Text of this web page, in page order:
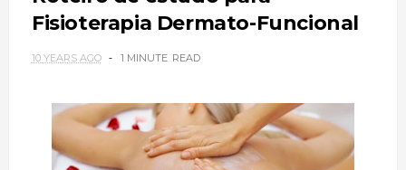
Fisioterapia Dermato-Funcional
10 YEARS AGO 1 MINUTE READ